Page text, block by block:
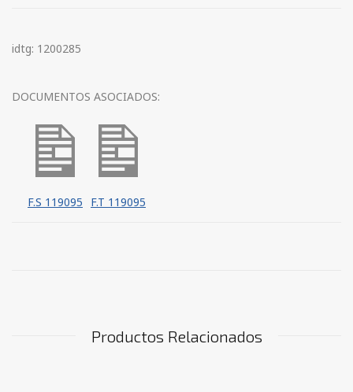
idtg: 1200285
DOCUMENTOS ASOCIADOS:
F.S 119095 F.T 119095
Productos Relacionados